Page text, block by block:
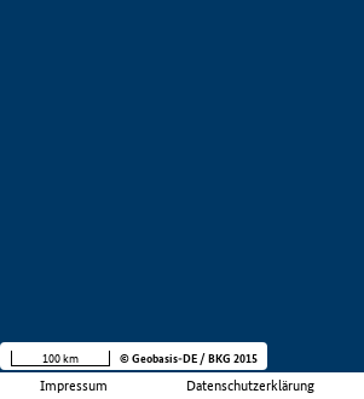
Impressum Datenschutzerklärung
100 km © Geobasis-DE / BKG 2015